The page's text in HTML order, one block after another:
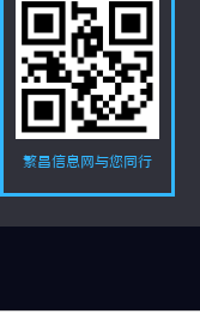
繁昌信息网与您同行